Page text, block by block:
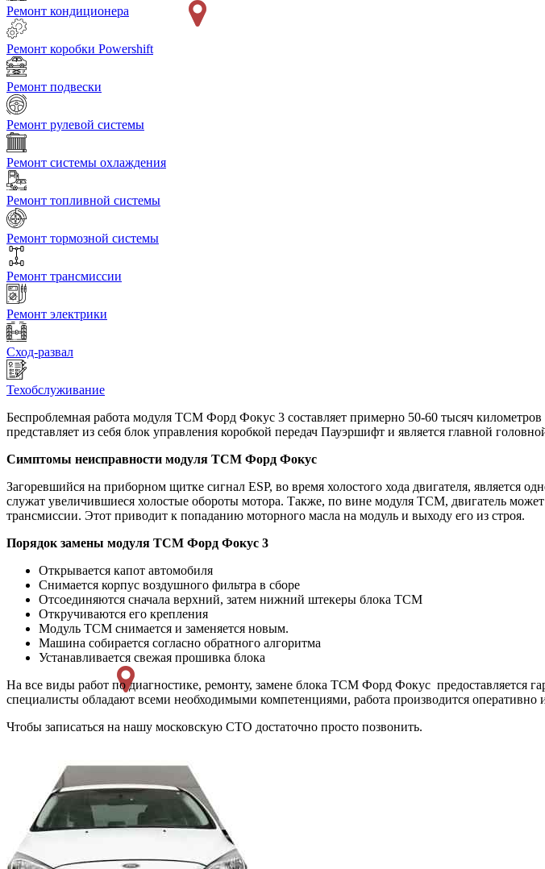
Ремонт кондиционера
Ремонт коробки Powershift
Ремонт подвески
Ремонт рулевой системы
Ремонт системы охлаждения
Ремонт топливной системы
Ремонт тормозной системы
Ремонт трансмиссии
Ремонт электрики
Сход-развал
Техобслуживание
Беспроблемная работа модуля ТСМ Форд Фокус 3 составляет примерно 50-60 тысяч
представляет из себя блок управления коробкой передач Пауэршифт и является главной
Симптомы неисправности модуля ТСМ Форд Фокус
Загоревшийся на приборном щитке сигнал ESP, во время холостого хода двигателя, является
служат увеличившиеся холостые обороты мотора. Также, по вине модуля ТСМ, двигатель
трансмиссии. Этот приводит к попаданию моторного масла на модуль и выходу его из строя.
Порядок замены модуля ТСМ Форд Фокус 3
Открывается капот автомобиля
Снимается корпус воздушного фильтра в сборе
Отсоединяются сначала верхний, затем нижний штекеры блока ТСМ
Откручиваются его крепления
Модуль ТСМ снимается и заменяется новым.
Машина собирается согласно обратного алгоритма
Устанавливается свежая прошивка блока
На все виды работ по диагностике, ремонту, замене блока ТСМ Форд Фокус предоставляется
специалисты обладают всеми необходимыми компетенциями, работа производится
Чтобы записаться на нашу московскую СТО достаточно просто позвонить.